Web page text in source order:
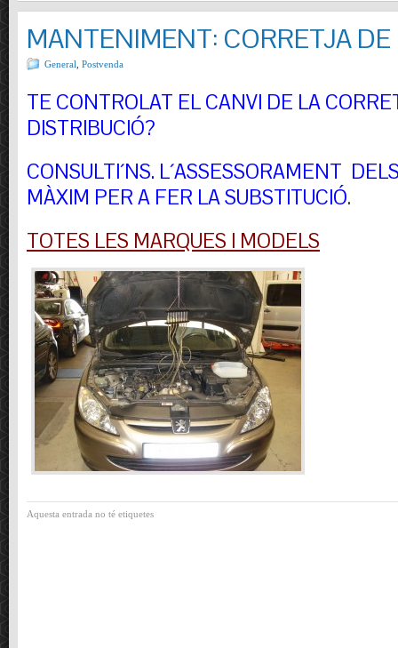
MANTENIMENT: CORRETJA
General Postvenda
TE CONTROLAT EL CANVI DE LA
DISTRIBUCIÓ?
CONSULTI´NS. L´ASSESSORAMENT
MÀXIM PER A FER LA SUBSTITUCIÓ.
TOTES LES MARQUES I MODELS
Aquesta entrada no té etiquetes